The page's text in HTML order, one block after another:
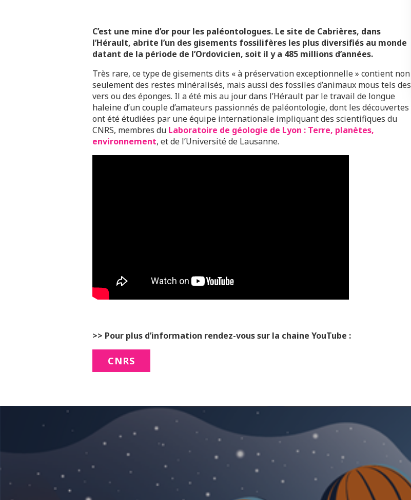
C’est une mine d’or pour les paléontologues. Le site de Cabrières, dans
l’Hérault, abrite l’un des gisements fossilifères les plus diversifiés au monde
datant de la période de l’Ordovicien, soit il y a 485 millions d’années.
Très rare, ce type de gisements dits « à préservation exceptionnelle » contient non
seulement des restes minéralisés, mais aussi des fossiles d’animaux mous tels des
vers ou des éponges. Il a été mis au jour dans l’Hérault par le travail de longue
haleine d’un couple d’amateurs passionnés de paléontologie, dont les découvertes
ont été étudiées par une équipe internationale impliquant des scientifiques du
CNRS, membres du Laboratoire de géologie de Lyon : Terre, planètes,
environnement, et de l’Université de Lausanne.
>> Pour plus d’information rendez-vous sur la chaine YouTube :
CNRS